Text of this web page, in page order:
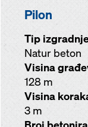
Pilon
Tip
Natur beton
Visina
128 m
Visina
3 m